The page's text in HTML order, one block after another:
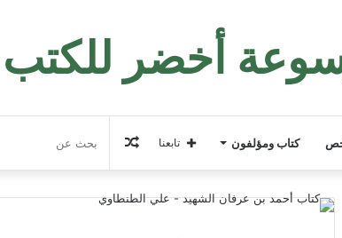
أخضر للكتب
كتاب ومؤلفون مقال
عشوائي
تابعنا